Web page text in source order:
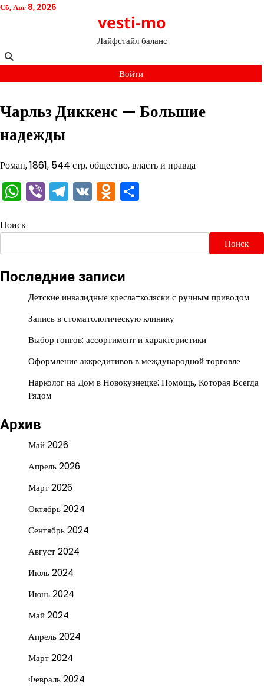
Перейти
Сб, Авг 8, 2026
vesti-mo
Лайфстайл баланс
Войти
Чарльз Диккенс — Большие
надежды
Роман, 1861, 544 стр. общество, власть и правда
WhatsApp
ViberTelegram
VKOdnoklassniki
Поиск
Поиск
Последние записи
Детские инвалидные кресла-коляски с ручным приводом
Запись в стоматологическую клинику
Выбор гонгов: ассортимент и характеристики
Оформление аккредитивов в международной торговле
Нарколог на Дом в Новокузнецке: Помощь, Которая Всегда
Рядом
Архив
Май 2026
Апрель 2026
Март 2026
Октябрь 2024
Сентябрь 2024
Август 2024
Июль 2024
Июнь 2024
Май 2024
Апрель 2024
Март 2024
Февраль 2024